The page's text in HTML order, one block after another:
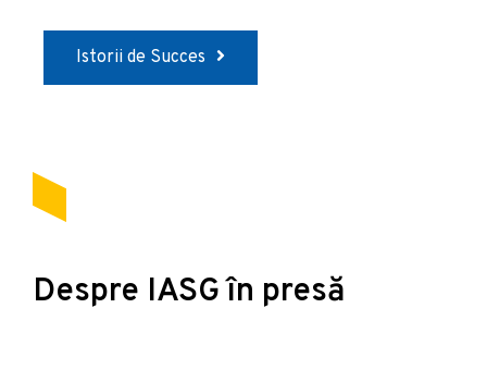
Istorii de Succes
Despre IASG în presă